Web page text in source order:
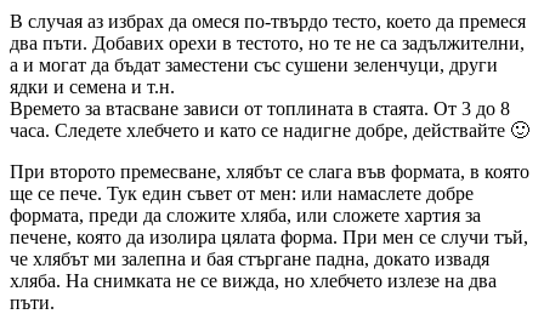
В случая аз избрах да омеся по-твърдо тесто, което да премеся
два пъти. Добавих орехи в тестото, но те не са задължителни,
а и могат да бъдат заместени със сушени зеленчуци, други
ядки и семена и т.н.
Времето за втасване зависи от топлината в стаята. От 3 до 8
часа. Следете хлебчето и като се надигне добре, действайте 🙂
При второто премесване, хлябът се слага във формата, в която
ще се пече. Тук един съвет от мен: или намаслете добре
формата, преди да сложите хляба, или сложете хартия за
печене, която да изолира цялата форма. При мен се случи тъй,
че хлябът ми залепна и бая стъргане падна, докато извадя
хляба. На снимката не се вижда, но хлебчето излезе на два
пъти.